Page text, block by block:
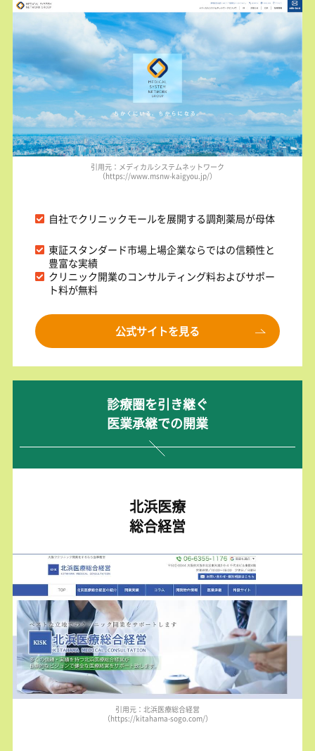
引用元：メディカルシステムネットワーク
（https://www.msnw-kaigyou.jp/）
自社でクリニックモールを展開する調剤薬局が母体
東証スタンダード市場上場企業ならではの信頼性と
豊富な実績
クリニック開業のコンサルティング料およびサポー
ト料が無料
公式サイトを見る
診療圏を引き継ぐ
医業承継での開業
北浜医療
総合経営
引用元：北浜医療総合経営
（https://kitahama-sogo.com/）